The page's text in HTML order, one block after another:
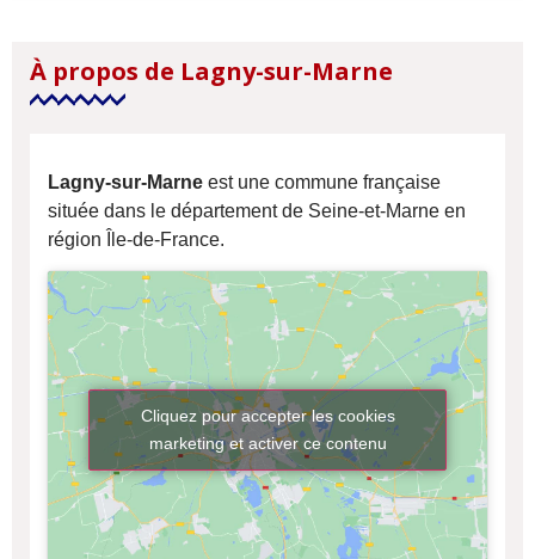
À propos de Lagny-sur-Marne
Lagny-sur-Marne est une commune française
située dans le département de Seine-et-Marne en
région Île-de-France.
Cliquez pour accepter les cookies
marketing et activer ce contenu